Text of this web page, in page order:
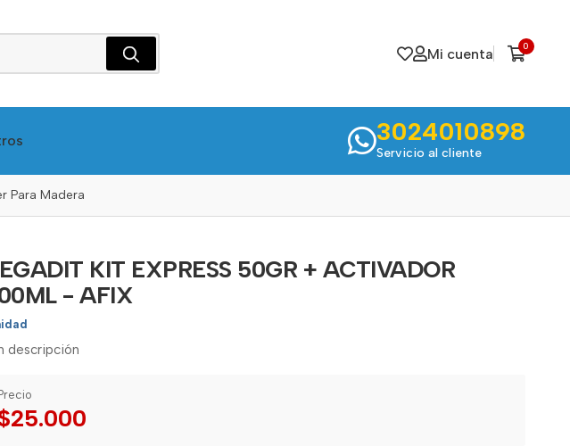
Mi cuenta 0
3024010898
Servicio al cliente
Para Madera
KIT EXPRESS 50GR + ACTIVADOR
- AFIX
descripción
Precio